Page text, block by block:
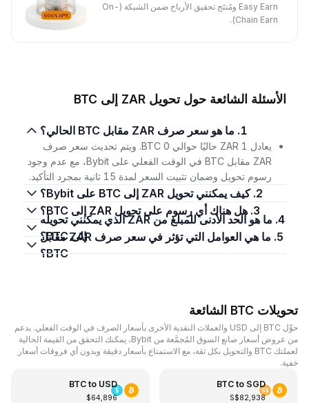
Easy Earn ومُنتَج تحقيق الأرباح ضمن الشبكة (On-
Chain Earn).
الأسئلة الشائعة حول تحويل ZAR إلى BTC
1. ما هو سعر صرف ZAR مقابل BTC الحالي؟
يعادل 1 ZAR حاليًا حوالي 0 BTC. ويتم تحديث سعر صرف
ZAR مقابل BTC في الوقت الفعلي على Bybit، مع عدم وجود
رسوم تحويل وضمان تثبيت السعر لمدة 15 ثانية بمجرد التأكيد.
2. كيف يمكنني تحويل ZAR إلى BTC على Bybit؟
3. هل هناك أي رسوم على تحويل ZAR إلى BTC؟
4. ما هو الحد الأدنى للمبلغ من ZAR الذي يمكنني تحويله
إلى BTC؟5. ما هي العوامل التي تؤثر في سعر صرف ZAR مقابل
BTC؟
تحويلات BTC الشائعة
حوِّل BTC إلى USD والعملات النقدية الأخرى بأسعار الصرف في الوقت الفعلي. بدعم
من عروض أسعار صانع السوق المُجمَّعة من Bybit، يمكنك التحقق من القيمة الحالية
لعملتك BTC والتحويل بكل ثقة، مع الاستمتاع بأسعار دقيقة وبدون أي فروقات أسعار
خفية.
BTC to SGD
S$82,938
BTC to USD
$64,896